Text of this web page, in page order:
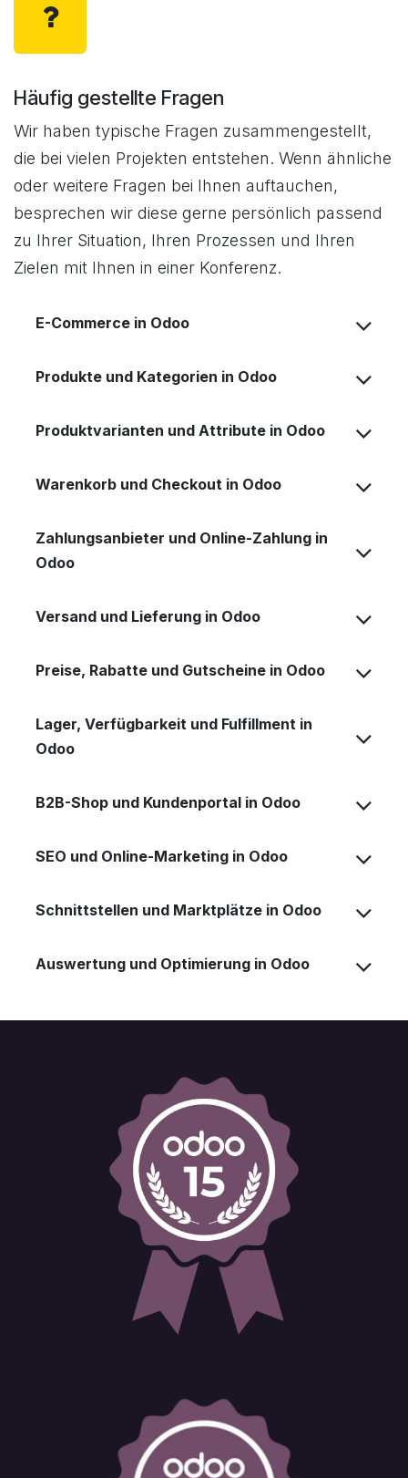
Häufig gestellte Fragen
Wir haben typische Fragen zusammengestellt,
die bei vielen Projekten entstehen. Wenn ähnliche
oder weitere Fragen bei Ihnen auftauchen,
besprechen wir diese gerne persönlich passend
zu Ihrer Situation, Ihren Prozessen und Ihren
Zielen mit Ihnen in einer Konferenz.
E-Commerce in Odoo
Produkte und Kategorien in Odoo
Produktvarianten und Attribute in Odoo
Warenkorb und Checkout in Odoo
Zahlungsanbieter und Online-Zahlung in
Odoo
Versand und Lieferung in Odoo
Preise, Rabatte und Gutscheine in Odoo
Lager, Verfügbarkeit und Fulfillment in
Odoo
B2B-Shop und Kundenportal in Odoo
SEO und Online-Marketing in Odoo
Schnittstellen und Marktplätze in Odoo
Auswertung und Optimierung in Odoo